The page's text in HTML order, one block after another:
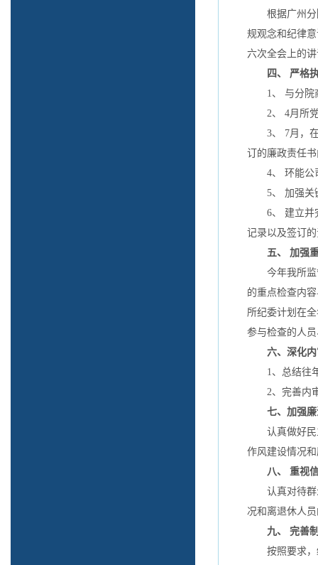
根据广州分院
规观念和纪律
六次全会上的
四、 严格
1、 与分院商
2、 4月所党
3、 7月，在
订的廉政责任
4、 环能公司
5、 加强关键
6、 建立并完
记录以及签订
五、 加强
今年我所监督
的重点检查内
所纪委计划在
参与检查的人
六、深化
1、总结往年
2、完善内审
七、加强
认真做好民主
作风建设情况
八、 重视
认真对待群众
况和离退休人
九、 完善
按照要求，结